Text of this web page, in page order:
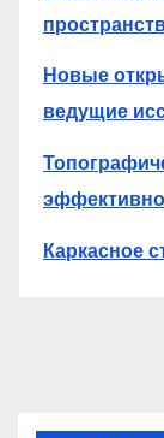
Новые
ведущие
Каркасное